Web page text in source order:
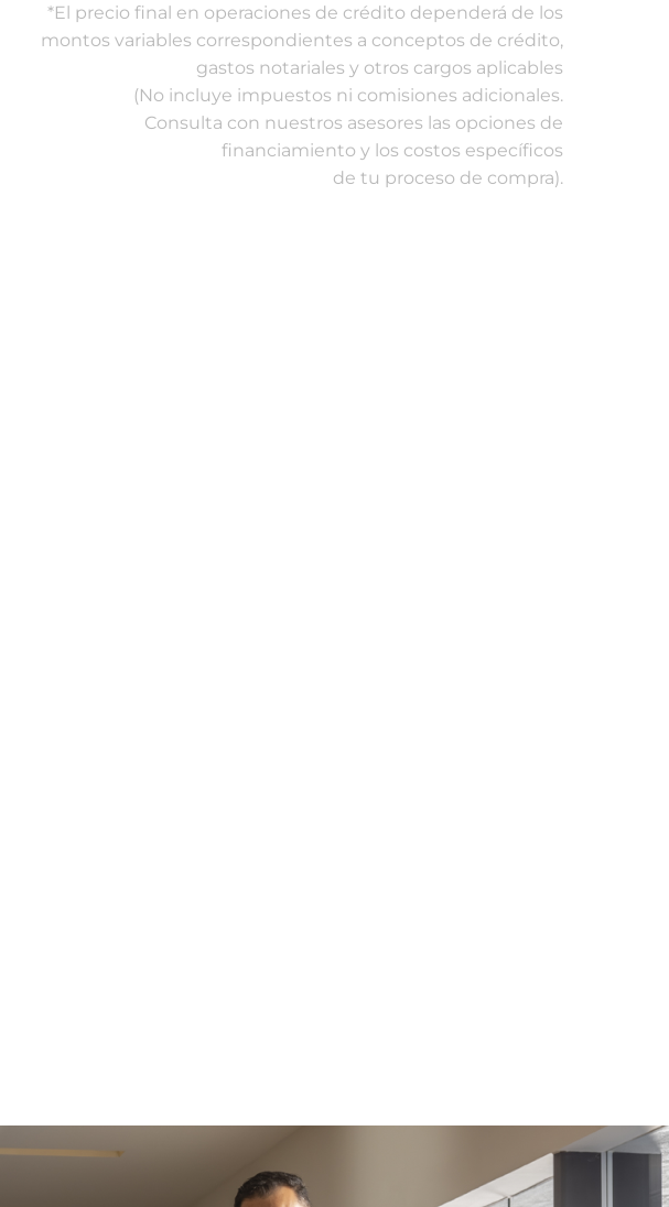
*El precio final en operaciones de crédito dependerá de los
montos variables correspondientes a conceptos de crédito,
gastos notariales y otros cargos aplicables
(No incluye impuestos ni comisiones adicionales.
Consulta con nuestros asesores las opciones de
financiamiento y los costos específicos
de tu proceso de compra).